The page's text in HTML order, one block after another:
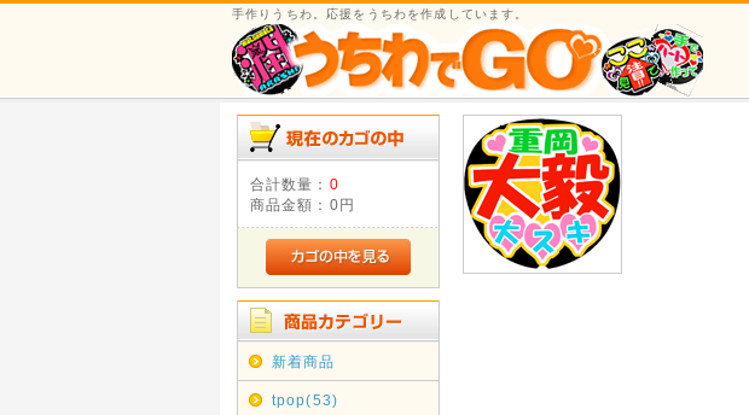
手作りうちわ。応援をうちわを作成しています。
合計数量： 0
商品金額： 0円
新着商品
tpop(53)